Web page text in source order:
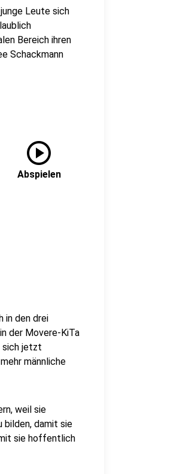
Leute sich
Bereich ihren
Schackmann
play_circle
Abspielen
in den drei
der Movere-KiTa
sich jetzt
männliche
weil sie
bilden, damit sie
sie hoffentlich